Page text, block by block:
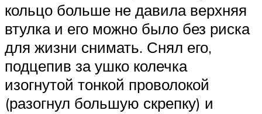
кольцо больше не давила верхняя
втулка и его можно было без риска
для жизни снимать. Снял его,
подцепив за ушко колечка
изогнутой тонкой проволокой
(разогнул большую скрепку) и